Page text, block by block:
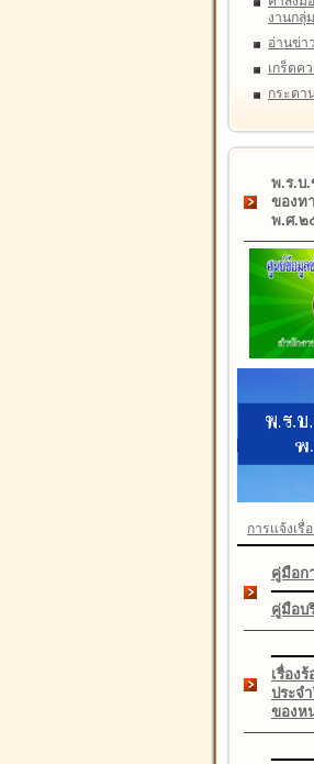
งานกลุ่
อ่านข่า
เกร็ดค
กระดา
พ.ร.บ
ของท
พ.ศ.๒
การแจ้งเรื่
คู่มือก
คู่มือบ
เรื่อง
ประจ
ของห